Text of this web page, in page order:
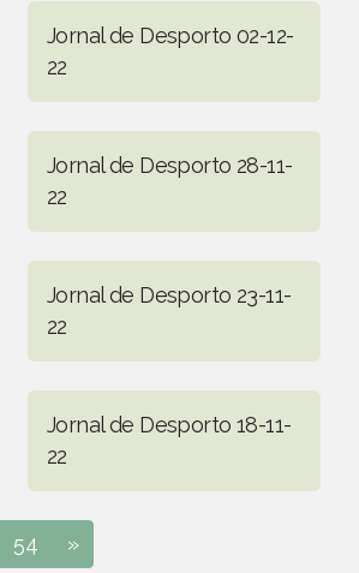
Jornal de Desporto 02-12-
22
Jornal de Desporto 28-11-
22
Jornal de Desporto 23-11-
22
Jornal de Desporto 18-11-
22
54 »